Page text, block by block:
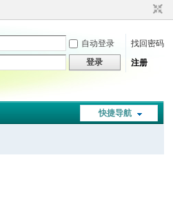
自动登录
找回密码
登录 注册
快捷导航